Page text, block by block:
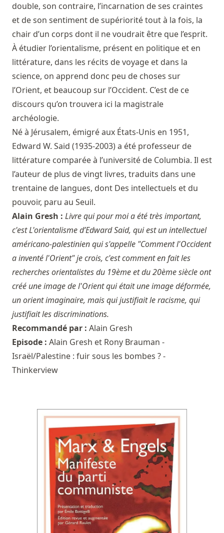
double, son contraire, l’incarnation de ses craintes
et de son sentiment de supériorité tout à la fois, la
chair d’un corps dont il ne voudrait être que l’esprit.
À étudier l’orientalisme, présent en politique et en
littérature, dans les récits de voyage et dans la
science, on apprend donc peu de choses sur
l’Orient, et beaucoup sur l’Occident. C’est de ce
discours qu’on trouvera ici la magistrale
archéologie.
Né à Jérusalem, émigré aux États-Unis en 1951,
Edward W. Said (1935-2003) a été professeur de
littérature comparée à l’université de Columbia. Il est
l’auteur de plus de vingt livres, traduits dans une
trentaine de langues, dont Des intellectuels et du
pouvoir, paru au Seuil.
Alain Gresh : Livre qui pour moi a été très important,
c'est L'orientalisme d’Edward Said, qui est un intellectuel
américano-palestinien qui s'appelle "Comment l'Occident
a inventé l'Orient" je crois, c'est comment en fait les
recherches orientalistes du 19ème et du 20ème siècle ont
créé une image de l'Orient qui était une image déformée,
un orient imaginaire, mais qui justifiait le racisme, qui
justifiait les discriminations.
Recommandé par : Alain Gresh
Episode : Alain Gresh et Rony Brauman -
Israël/Palestine : fuir sous les bombes ? -
Thinkerview